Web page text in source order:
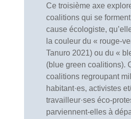
Ce troisième axe
coalitions qui se
cause écologiste,
la couleur du « rouge-
Tanuro 2021) ou du «
(blue green coalitions).
coalitions regroupant
habitant·es, activistes
travailleur·ses éco-
parviennent-elles à